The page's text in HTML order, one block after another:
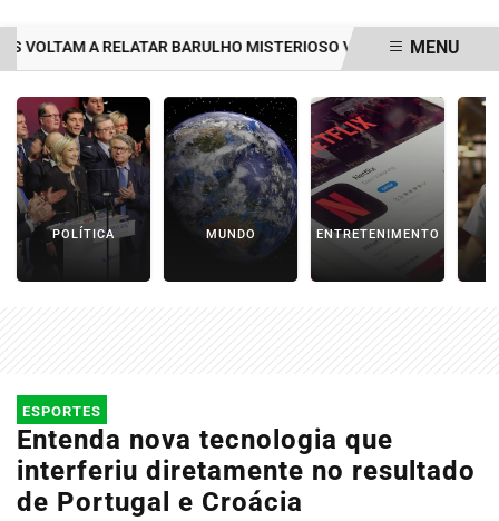
A RELATAR BARULHO MISTERIOSO VINDO DO MARMENU
POLÍTICA MUNDO ENTRETENIMENTO
ESPORTES
Entenda nova tecnologia que
interferiu diretamente no resultado
de Portugal e Croácia